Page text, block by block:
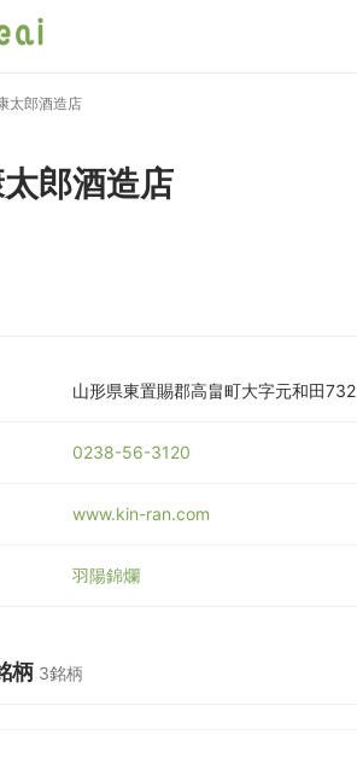
太郎酒造店
郎酒造店
山形県東置賜郡高畠町大字元和田732
0238-56-3120
www.kin-ran.com
羽陽錦爛
柄 3銘柄